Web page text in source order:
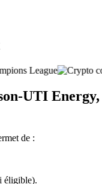
UTI Energy,
de :
éligible).